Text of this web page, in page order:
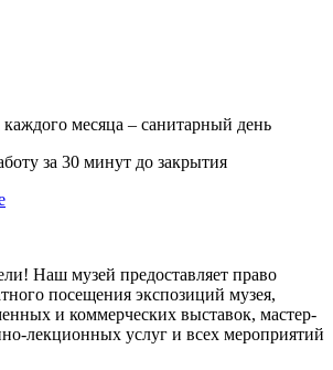
месяца – санитарный день
за 30 минут до закрытия
Наш музей предоставляет право
посещения экспозиций музея,
и коммерческих выставок, мастер-
лекционных услуг и всех мероприятий